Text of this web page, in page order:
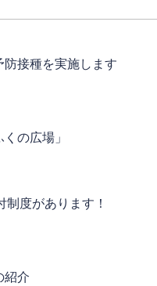
接種を実施します
の広場」
度があります！
紹介